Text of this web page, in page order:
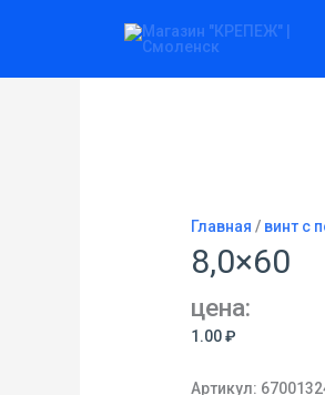
Главная / винт с
8,0×60
цена:
1.00₽
Артикул:
товара